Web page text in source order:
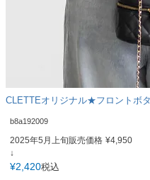
CLETTEオリジナル★フロントボ
b8a192009
2025年5月上旬販売価格 ¥4,950
↓
¥2,420税込